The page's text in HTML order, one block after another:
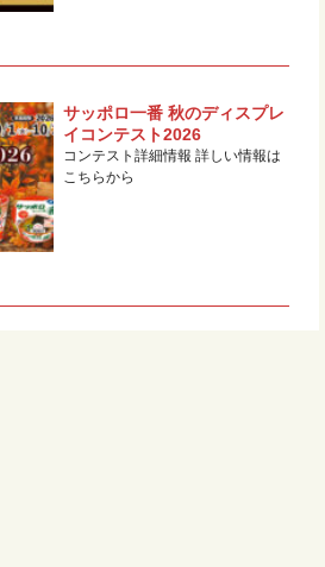
サッポロ一番 秋のディスプレ
イコンテスト2026
コンテスト詳細情報 詳しい情報は
こちらから